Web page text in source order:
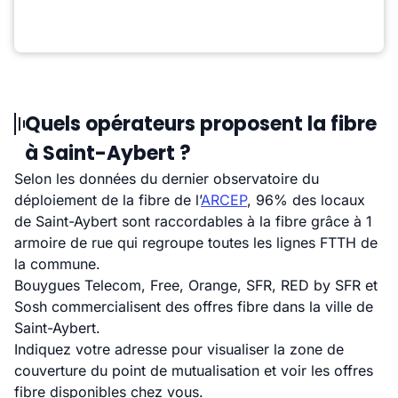
Quels opérateurs proposent la fibre
à Saint-Aybert ?
Selon les données du dernier observatoire du
déploiement de la fibre de l’ARCEP, 96% des locaux
de Saint-Aybert sont raccordables à la fibre grâce à 1
armoire de rue qui regroupe toutes les lignes FTTH de
la commune.
Bouygues Telecom, Free, Orange, SFR, RED by SFR et
Sosh commercialisent des offres fibre dans la ville de
Saint-Aybert.
Indiquez votre adresse pour visualiser la zone de
couverture du point de mutualisation et voir les offres
fibre disponibles chez vous.